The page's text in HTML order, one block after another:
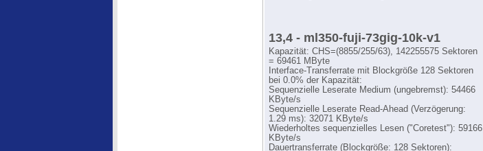
13,4 - ml350-fuji-73gig-10k-v1
Kapazität: CHS=(8855/255/63), 142255575 Sektoren
= 69461 MByte
Interface-Transferrate mit Blockgröße 128 Sektoren
bei 0.0% der Kapazität:
Sequenzielle Leserate Medium (ungebremst): 54466
KByte/s
Sequenzielle Leserate Read-Ahead (Verzögerung:
1.29 ms): 32071 KByte/s
Wiederholtes sequenzielles Lesen ("Coretest"): 59166
KByte/s
Dauertransferrate (Blockgröße: 128 Sektoren):